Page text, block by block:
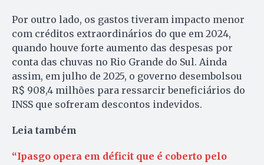
Por outro lado, os gastos tiveram impacto menor
com créditos extraordinários do que em 2024,
quando houve forte aumento das despesas por
conta das chuvas no Rio Grande do Sul. Ainda
assim, em julho de 2025, o governo desembolsou
R$ 908,4 milhões para ressarcir beneficiários do
INSS que sofreram descontos indevidos.
Leia também
“Ipasgo opera em déficit que é coberto pelo